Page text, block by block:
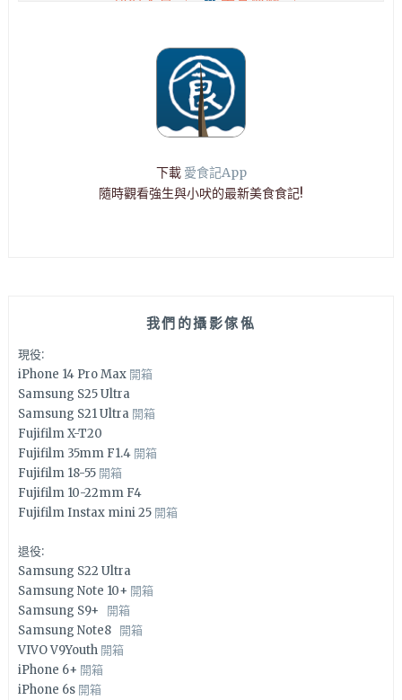
下載 愛食記App
隨時觀看強生與小吠的最新美食食記!
我們的攝影傢俬
現役:
iPhone 14 Pro Max 開箱
Samsung S25 Ultra
Samsung S21 Ultra 開箱
Fujifilm X-T20
Fujifilm 35mm F1.4 開箱
Fujifilm 18-55 開箱
Fujifilm 10-22mm F4
Fujifilm Instax mini 25 開箱
退役:
Samsung S22 Ultra
Samsung Note 10+ 開箱
Samsung S9+ 開箱
Samsung Note8 開箱
VIVO V9Youth 開箱
iPhone 6+ 開箱
iPhone 6s 開箱